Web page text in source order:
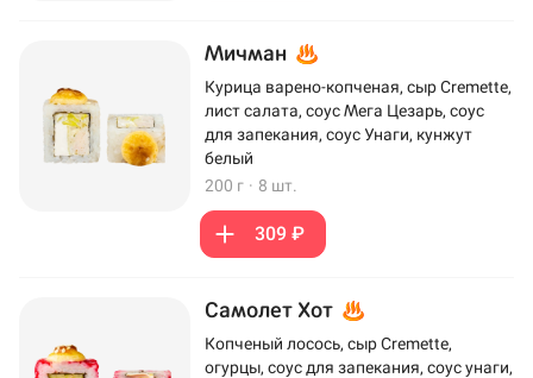
Мичман
Курица варено-копченая, сыр Cremette,
лист салата, соус Мега Цезарь, соус
для запекания, соус Унаги, кунжут
белый
200 г · 8 шт.
309 ₽
Самолет Хот
Копченый лосось, сыр Cremette,
огурцы, соус для запекания, соус унаги,